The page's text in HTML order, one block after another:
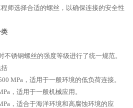
师选择合适的螺丝，以确保连接的安全性
不锈钢螺丝的强度等级进行了统一规范。
MPa，适用于一般环境的低负荷连接。
，适用于一般机械应用。
，适合于海洋环境和高腐蚀环境的应